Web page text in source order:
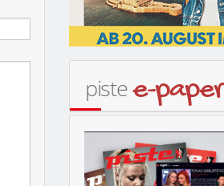
pistee-paper